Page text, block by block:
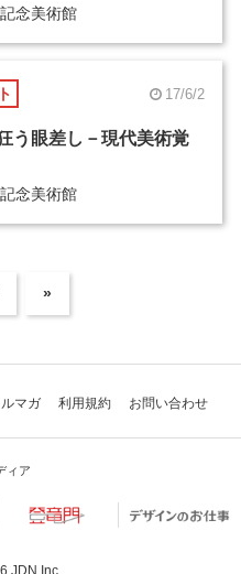
念美術館
17/6/2
う眼差し－現代美術覚
念美術館
»
ルマガ 利用規約 お問い合わせ
ィア
JDN Inc.